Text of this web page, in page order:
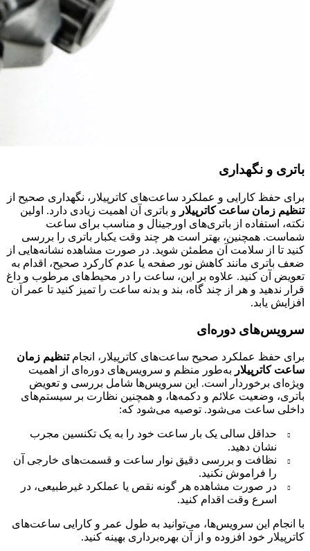
باتری و نگهداری
برای حفظ کارایی و عملکرد ساعت‌های کاترپیلار، نگهداری صحیح از
تنظیم زمان ساعت کاترپیلار و باتری آن اهمیت زیادی دارد. اولین
نکته، استفاده از باتری‌های اورجینال و مناسب برای ساعت
شماست. همچنین، بهتر است هر چند وقت یکبار باتری را بررسی
کنید تا از سلامت آن مطمئن شوید. در صورت مشاهده نشانه‌هایی از
ضعف باتری مانند کاهش نور صفحه یا عدم کارکرد صحیح، اقدام به
تعویض آن کنید. علاوه بر این، ساعت را در محیط‌های مرطوب و داغ
قرار ندهید و هر از چند گاه، بند و بدنه ساعت را تمیز کنید تا عمر آن
افزایش یابد.
سرویس‌های دوره‌ای
برای حفظ عملکرد صحیح ساعت‌های کاترپیلار، انجامتنظیم زمان
ساعت کاترپیلار به‌طور منظم و سرویس‌های دوره‌ای از اهمیت
ویژه‌ای برخوردار است. این سرویس‌ها شامل بررسی و تعویض
باتری، وضعیت علائم و دکمه‌ها، و همچنین نظارت بر سیستم‌های
داخلی ساعت می‌شود. توصیه می‌شود که:
حداقل سالی یک بار ساعت خود را به یک تکنسین مجرب
نشان دهید.
نظافت و بررسی دقیق نوار ساعت و قسمت‌های خارجی آن
را فراموش نکنید.
در صورت مشاهده هر گونه نقص یا عملکرد غیرطبیعی، در
اسرع وقت اقدام کنید.
با انجام این سرویس‌ها، می‌توانید به طول عمر و کارایی ساعت‌های
کاترپیلار خود افزوده و از آن بهره‌برداری بهینه کنید.